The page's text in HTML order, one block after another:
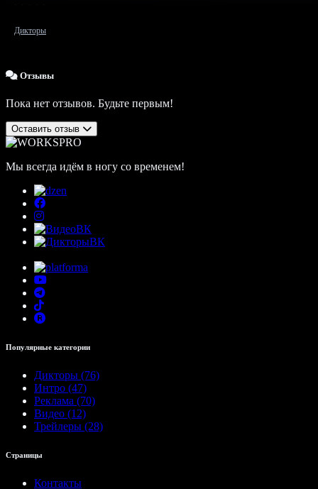
Дикторы
Отзывы
Пока нет отзывов. Будьте первым!
Оставить отзыв
Мы всегда идём в ногу со временем!
Популярные категории
Дикторы (76)
Интро (47)
Реклама (70)
Видео (12)
Трейлеры (28)
Страницы
Контакты